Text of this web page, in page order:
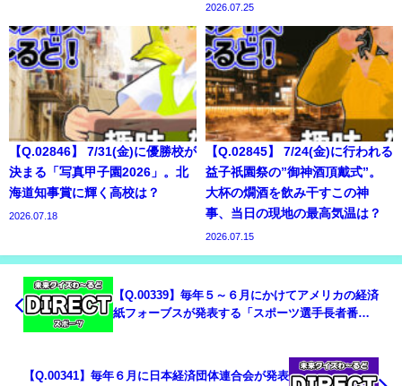
2026.07.25
【Q.02846】 7/31(金)に優勝校が
決まる「写真甲子園2026」。北
海道知事賞に輝く高校は？
2026.07.18
【Q.02845】 7/24(金)に行われる
益子祇園祭の”御神酒頂戴式”。
大杯の燗酒を飲み干すこの神
事、当日の現地の最高気温は？
2026.07.15
【Q.00339】毎年５～６月にかけてアメリカの経済
紙フォーブスが発表する「スポーツ選手長者番
【Q.00341】毎年６月に日本経済団体連合会が発表